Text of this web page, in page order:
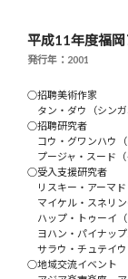
平成11年度福
発行年：2001
○招聘美術作家
タン・ダウ（シンガ
○招聘研究者
コウ・グワンハウ（
プージャ・スード（
○受入支援研究者
リスキー・アーマド
マイケル・スネリン
ハップ・トゥーイ（
ヨハン・パイナップ
サラウ・チュテイウ
○地域交流イベント